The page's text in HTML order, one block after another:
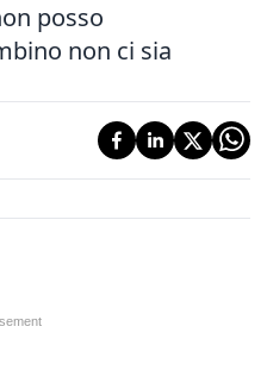
posso
non ci sia